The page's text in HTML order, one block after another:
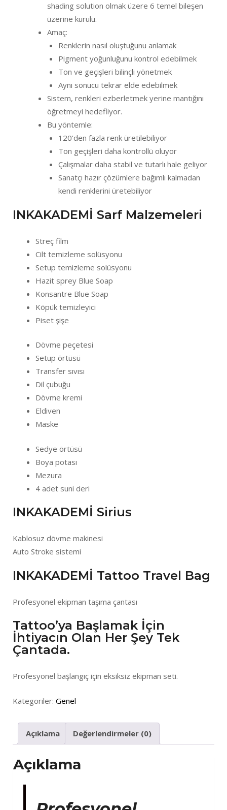
shading solution olmak üzere 6 temel bileşen
üzerine kurulu.
Amaç:
Renklerin nasıl oluştuğunu anlamak
Pigment yoğunluğunu kontrol edebilmek
Ton ve geçişleri bilinçli yönetmek
Aynı sonucu tekrar elde edebilmek
Sistem, renkleri ezberletmek yerine mantığını
öğretmeyi hedefliyor.
Bu yöntemle:
120’den fazla renk üretilebiliyor
Ton geçişleri daha kontrollü oluyor
Çalışmalar daha stabil ve tutarlı hale geliyor
Sanatçı hazır çözümlere bağımlı kalmadan
kendi renklerini üretebiliyor
INKAKADEMİ Sarf Malzemeleri
Streç film
Cilt temizleme solüsyonu
Setup temizleme solüsyonu
Hazit sprey Blue Soap
Konsantre Blue Soap
Köpük temizleyici
Piset şişe
Dövme peçetesi
Setup örtüsü
Transfer sıvısı
Dil çubuğu
Dövme kremi
Eldiven
Maske
Sedye örtüsü
Boya potası
Mezura
4 adet suni deri
INKAKADEMİ Sirius
Kablosuz dövme makinesi
Auto Stroke sistemi
INKAKADEMİ Tattoo Travel Bag
Profesyonel ekipman taşıma çantası
Tattoo’ya Başlamak İçin
İhtiyacın Olan Her Şey Tek
Çantada.
Profesyonel başlangıç için eksiksiz ekipman seti.
Kategoriler: Genel
Açıklama Değerlendirmeler (0)
Açıklama